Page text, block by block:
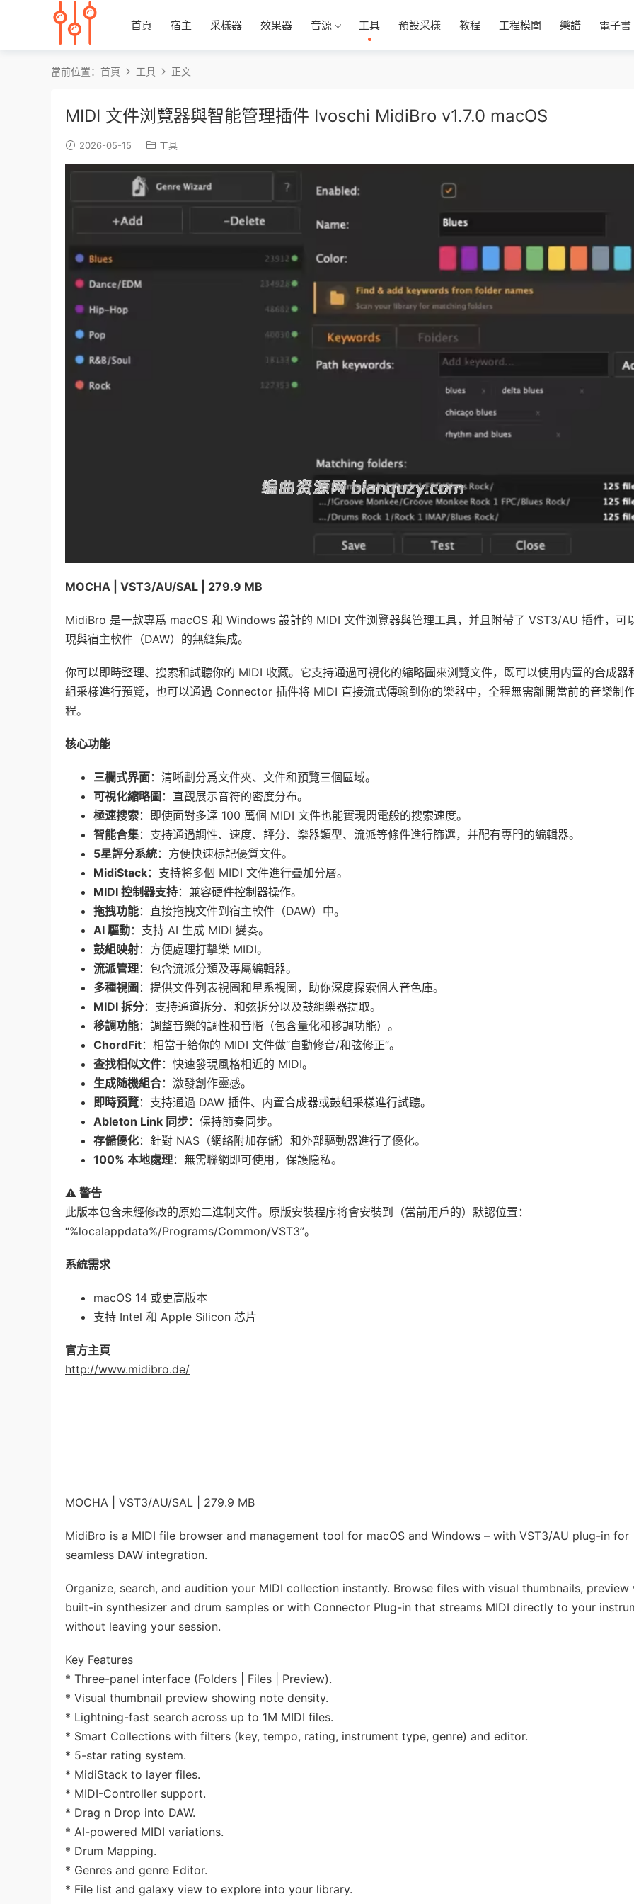
首頁 宿主 采樣器 效果器 音源 工具 預設采樣 教程 工程模闆 樂譜 電子書
當前位置： 首頁 工具 正文
MIDI 文件浏覽器與智能管理插件 Ivoschi MidiBro v1.7.0 macOS
2026-05-15 工具
MOCHA | VST3/AU/SAL | 279.9 MB
MidiBro 是一款專爲 macOS 和 Windows 設計的 MIDI 文件浏覽器與管理工具，并且附帶了 VST3/AU 插件，可
現與宿主軟件（DAW）的無縫集成。
你可以即時整理、搜索和試聽你的 MIDI 收藏。它支持通過可視化的縮略圖來浏覽文件，既可以使用内置的合成器
組采樣進行預覽，也可以通過 Connector 插件将 MIDI 直接流式傳輸到你的樂器中，全程無需離開當前的音樂制
程。
核心功能
三欄式界面：清晰劃分爲文件夾、文件和預覽三個區域。
可視化縮略圖 ：直觀展示音符的密度分布。
極速搜索：即使面對多達 100 萬個 MIDI 文件也能實現閃電般的搜索速度。
智能合集：支持通過調性、速度、評分、樂器類型、流派等條件進行篩選，并配有專門的編輯器。
5星評分系統：方便快速标記優質文件。
MidiStack：支持将多個 MIDI 文件進行疊加分層。
MIDI 控制器支持：兼容硬件控制器操作。
拖拽功能：直接拖拽文件到宿主軟件（DAW）中。
AI 驅動：支持 AI 生成 MIDI 變奏。
鼓組映射：方便處理打擊樂 MIDI。
流派管理：包含流派分類及專屬編輯器。
多種視圖 ：提供文件列表視圖和星系視圖，助你深度探索個人音色庫。
MIDI 拆分：支持通道拆分、和弦拆分以及鼓組樂器提取。
移調功能：調整音樂的調性和音階（包含量化和移調功能）。
ChordFit：相當于給你的 MIDI 文件做“自動修音/和弦修正”。
查找相似文件：快速發現風格相近的 MIDI。
生成随機組合：激發創作靈感。
即時預覽：支持通過 DAW 插件、内置合成器或鼓組采樣進行試聽。
Ableton Link 同步：保持節奏同步。
存儲優化：針對 NAS（網絡附加存儲）和外部驅動器進行了優化。
100% 本地處理：無需聯網即可使用，保護隐私。
⚠️ 警告
此版本包含未經修改的原始二進制文件。原版安裝程序将會安裝到（當前用戶的）默認位置：
“%localappdata%/Programs/Common/VST3”。
系統需求
macOS 14 或更高版本
支持 Intel 和 Apple Silicon 芯片
官方主頁
http://www.midibro.de/
MOCHA | VST3/AU/SAL | 279.9 MB
MidiBro is a MIDI file browser and management tool for macOS and Windows – with VST3/AU plug-in for
seamless DAW integration.
Organize, search, and audition your MIDI collection instantly. Browse files with visual thumbnails, preview
built-in synthesizer and drum samples or with Connector Plug-in that streams MIDI directly to your
without leaving your session.
Key Features
* Three-panel interface (Folders | Files | Preview).
* Visual thumbnail preview showing note density.
* Lightning-fast search across up to 1M MIDI files.
* Smart Collections with filters (key, tempo, rating, instrument type, genre) and editor.
* 5-star rating system.
* MidiStack to layer files.
* MIDI-Controller support.
* Drag n Drop into DAW.
* AI-powered MIDI variations.
* Drum Mapping.
* Genres and genre Editor.
* File list and galaxy view to explore into your library.